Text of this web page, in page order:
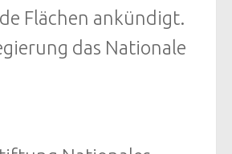
Flächen ankündigt.
das Nationale